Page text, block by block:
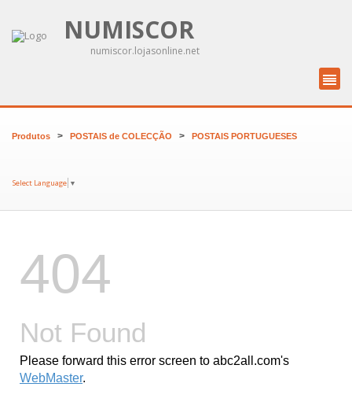
NUMISCOR
numiscor.lojasonline.net
Produtos > POSTAIS de COLECÇÃO > POSTAIS PORTUGUESES
Select Language ▼